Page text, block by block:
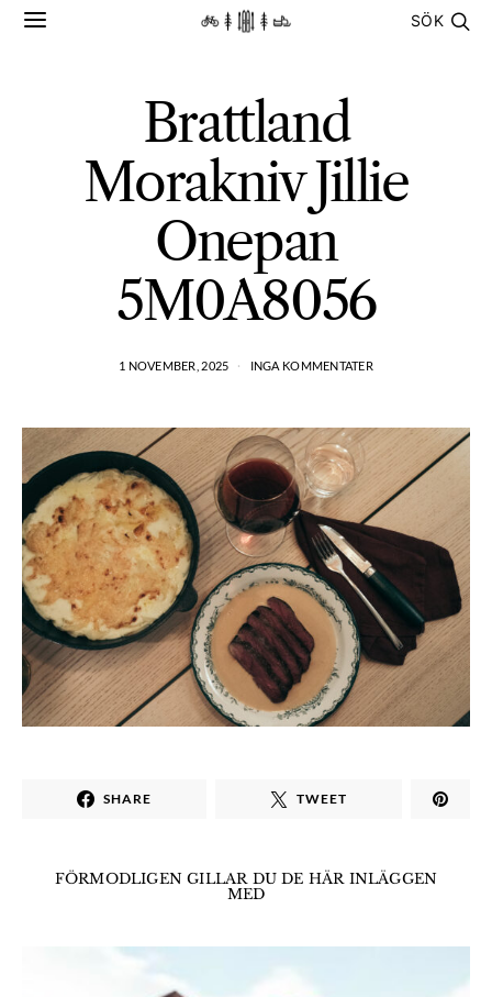
SÖK
Brattland
Morakniv Jillie
Onepan
5M0A8056
1 NOVEMBER, 2025 INGA KOMMENTATER
SHARE TWEET
FÖRMODLIGEN GILLAR DU DE HÄR INLÄGGEN
MED